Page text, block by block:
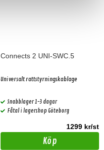
Connects 2 UNI-SWC.5
Universalt rattstyrningskablage
Snabblager 1-3 dagar
Fåtal i lagershop Göteborg
1299 kr/st
Köp